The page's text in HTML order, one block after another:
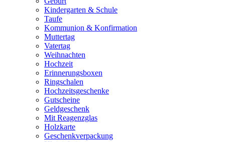
Kindergarten & Schule
Taufe
Kommunion & Konfirmation
Muttertag
Vatertag
Weihnachten
Hochzeit
Erinnerungsboxen
Ringschalen
Hochzeitsgeschenke
Gutscheine
Geldgeschenk
Mit Reagenzglas
Holzkarte
Geschenkverpackung